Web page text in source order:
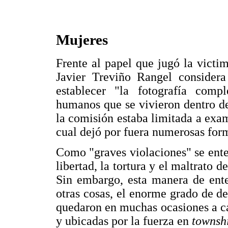
Mujeres
Frente al papel que jugó la
Javier Treviño Rangel
establecer "la fotografía
humanos que se vivieron dentro
la comisión estaba limitada a
cual dejó por fuera numerosas
Como "graves violaciones" se
libertad, la tortura y el maltrato
Sin embargo, esta manera de
otras cosas, el enorme grado de
quedaron en muchas ocasiones a
y ubicadas por la fuerza en